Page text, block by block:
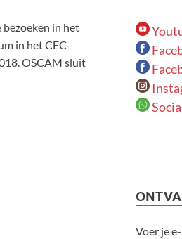
in het
in het CEC-
OSCAM sluit
Voer je